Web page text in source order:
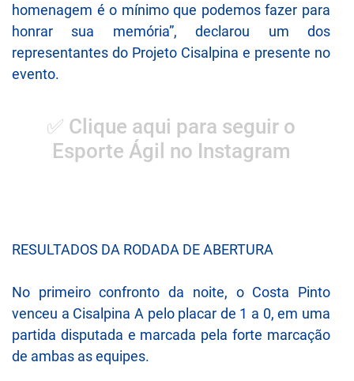
homenagem é o mínimo que podemos fazer para
honrar sua memória”, declarou um dos
representantes do Projeto Cisalpina e presente no
evento.
✅ Clique aqui para seguir o
Esporte Ágil no Instagram
RESULTADOS DA RODADA DE ABERTURA
No primeiro confronto da noite, o Costa Pinto
venceu a Cisalpina A pelo placar de 1 a 0, em uma
partida disputada e marcada pela forte marcação
de ambas as equipes.